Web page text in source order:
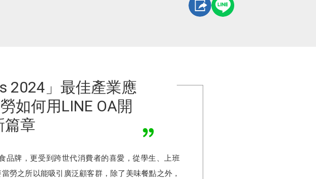
2024」最佳產業應
如何用LINE OA開
篇章
品牌，更受到跨世代消費者的喜愛，從學生、上班
勞之所以能吸引廣泛顧客群，除了美味餐點之外，